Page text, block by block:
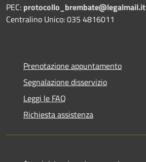
PEC: protocollo_brembate@legalmail.it
Centralino Unico: 035 4816011
Prenotazione appuntamento
Segnalazione disservizio
Leggi le FAQ
Richiesta assistenza